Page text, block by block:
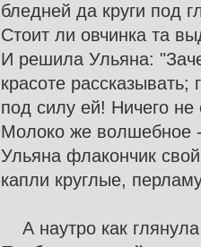
бледней да круги под
Стоит ли овчинка та
И решила Ульяна:
красоте
под силу ей! Ничего не
Молоко же волшебное
Ульяна флакончик
капли круглые,
А наутро как